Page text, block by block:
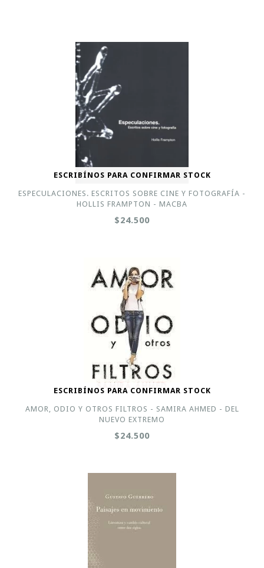
ESCRIBÍNOS PARA CONFIRMAR STOCK
ESPECULACIONES. ESCRITOS SOBRE CINE Y FOTOGRAFÍA -
HOLLIS FRAMPTON - MACBA
$24.500
ESCRIBÍNOS PARA CONFIRMAR STOCK
AMOR, ODIO Y OTROS FILTROS - SAMIRA AHMED - DEL
NUEVO EXTREMO
$24.500